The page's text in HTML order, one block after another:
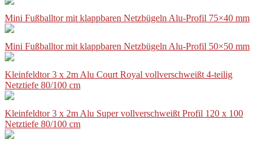
Mini Fußballtor mit klappbaren Netzbügeln Alu-Profil 75×40 mm
Mini Fußballtor mit klappbaren Netzbügeln Alu-Profil 50×50 mm
Kleinfeldtor 3 x 2m Alu Court Royal vollverschweißt 4-teilig
Netztiefe 80/100 cm
Kleinfeldtor 3 x 2m Alu Super vollverschweißt Profil 120 x 100
Netztiefe 80/100 cm